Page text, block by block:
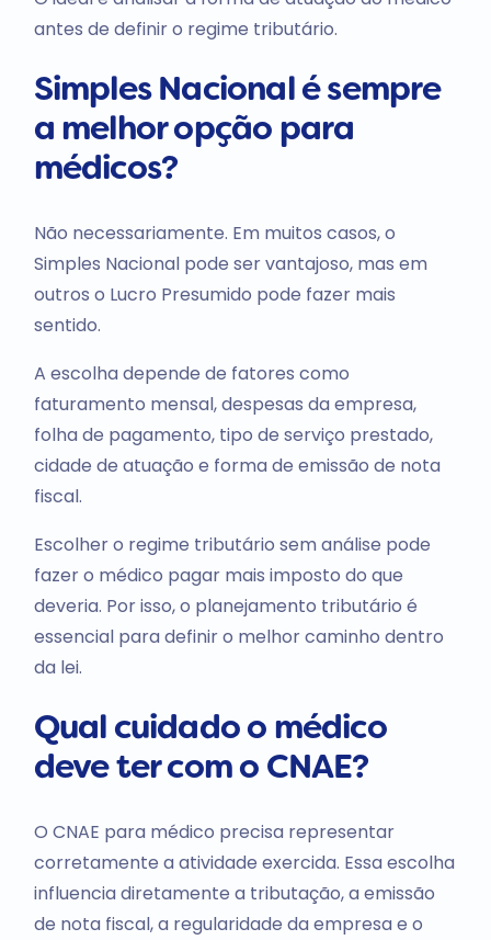
antes de definir o regime tributário.
Simples Nacional é sempre
a melhor opção para
médicos?
Não necessariamente. Em muitos casos, o
Simples Nacional pode ser vantajoso, mas em
outros o Lucro Presumido pode fazer mais
sentido.
A escolha depende de fatores como
faturamento mensal, despesas da empresa,
folha de pagamento, tipo de serviço prestado,
cidade de atuação e forma de emissão de nota
fiscal.
Escolher o regime tributário sem análise pode
fazer o médico pagar mais imposto do que
deveria. Por isso, o planejamento tributário é
essencial para definir o melhor caminho dentro
da lei.
Qual cuidado o médico
deve ter com o CNAE?
O CNAE para médico precisa representar
corretamente a atividade exercida. Essa escolha
influencia diretamente a tributação, a emissão
de nota fiscal, a regularidade da empresa e o